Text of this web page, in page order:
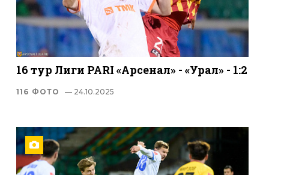
16 тур Лиги PARI «Арсенал» - «Урал» - 1:2
116 ФОТО — 24.10.2025